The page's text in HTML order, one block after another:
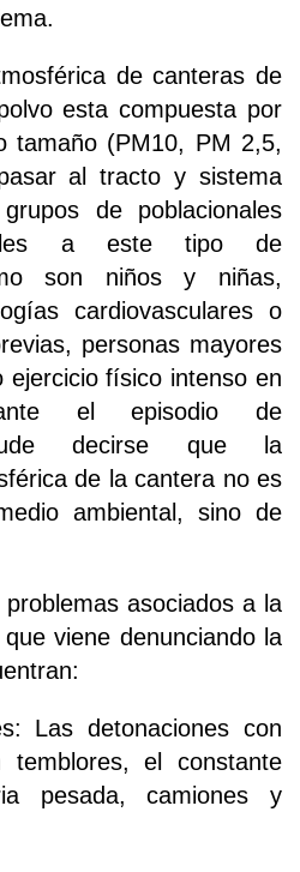
de canteras de
esta compuesta por
tamaño (PM10, PM 2,5,
al tracto y sistema
de poblacionales
a este tipo de
son niños y niñas,
cardiovasculares o
personas mayores
ejercicio físico intenso en
el episodio de
decirse que la
de la cantera no es
ambiental, sino de
asociados a la
viene denunciando la
Las detonaciones con
temblores, el constante
pesada, camiones y